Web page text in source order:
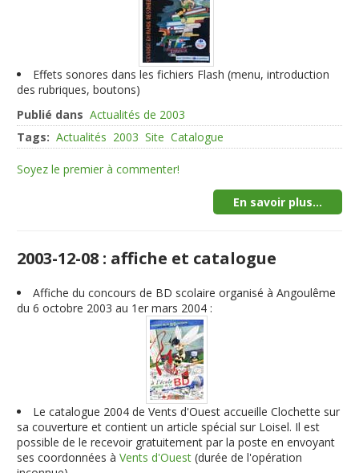
Effets sonores dans les fichiers Flash (menu, introduction
des rubriques, boutons)
Publié dans Actualités de 2003
Tags: Actualités 2003 Site Catalogue
Soyez le premier à commenter!
En savoir plus...
2003-12-08 : affiche et catalogue
Affiche du concours de BD scolaire organisé à Angoulême
du 6 octobre 2003 au 1er mars 2004 :
Le catalogue 2004 de Vents d'Ouest accueille Clochette sur
sa couverture et contient un article spécial sur Loisel. Il est
possible de le recevoir gratuitement par la poste en envoyant
ses coordonnées àVents d'Ouest (durée de l'opération